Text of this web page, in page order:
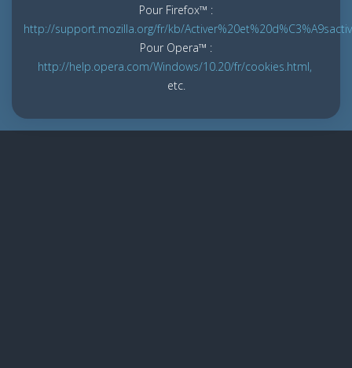
Pour Firefox™ :
http://support.mozilla.org/fr/kb/
Pour Opera™ :
http://help.opera.com/Windows/10.20/fr/cookies.html,
etc.